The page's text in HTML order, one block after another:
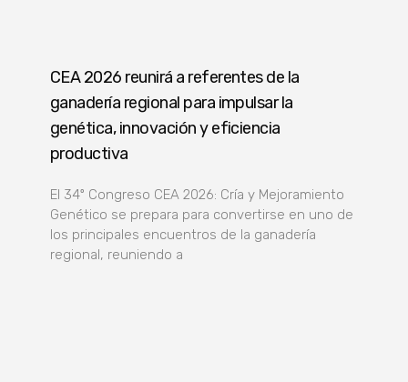
CEA 2026 reunirá a referentes de la
ganadería regional para impulsar la
genética, innovación y eficiencia
productiva
El 34º Congreso CEA 2026: Cría y Mejoramiento
Genético se prepara para convertirse en uno de
los principales encuentros de la ganadería
regional, reuniendo a